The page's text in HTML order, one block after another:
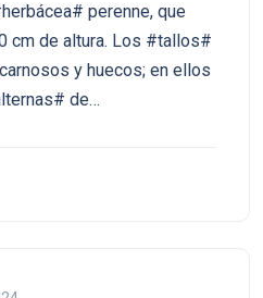
perenne, que
cm de altura. Los #tallos#
y huecos; en ellos
de…